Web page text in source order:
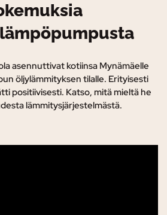
asennuttivat kotiinsa Mynämäelle
öljylämmityksen tilalle. Erityisesti
positiivisesti. Katso, mitä mieltä he
lämmitysjärjestelmästä.